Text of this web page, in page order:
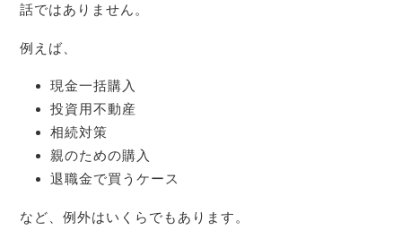
話ではありません。
例えば、
現金一括購入
投資用不動産
相続対策
親のための購入
退職金で買うケース
など、例外はいくらでもあります。